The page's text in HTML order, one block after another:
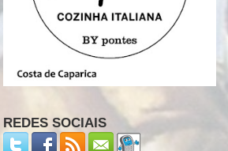
REDES SOCIAIS